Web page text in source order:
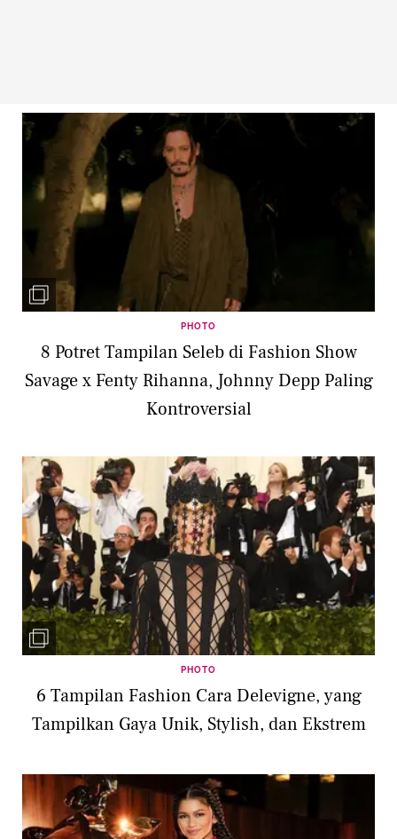
PHOTO
8 Potret Tampilan Seleb di Fashion Show
Savage x Fenty Rihanna, Johnny Depp Paling
Kontroversial
PHOTO
6 Tampilan Fashion Cara Delevigne, yang
Tampilkan Gaya Unik, Stylish, dan Ekstrem